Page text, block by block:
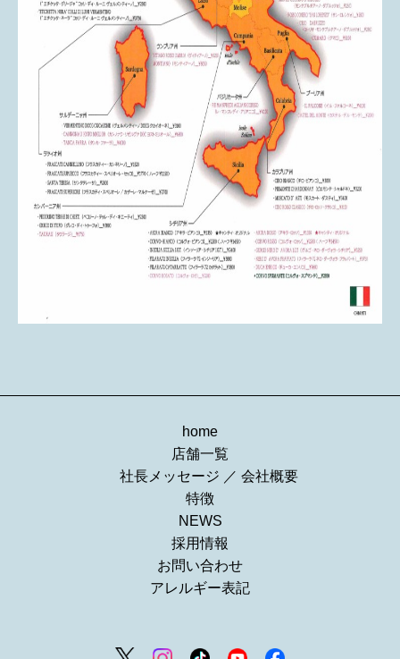
home
店舗一覧
社長メッセージ ／ 会社概要
特徴
NEWS
採用情報
お問い合わせ
アレルギー表記